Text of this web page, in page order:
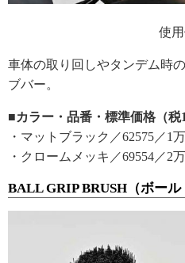
使用
車体の取り回しやタンデム時
ブバー。
■カラー・品番・標準価格（税
・マットブラック／62575／1
・クロームメッキ／69554／2
BALL GRIP BRUSH（ボール